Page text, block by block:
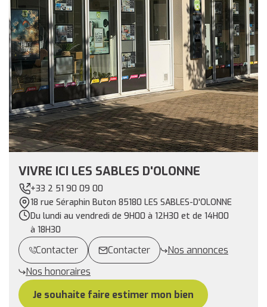
VIVRE ICI LES SABLES D'OLONNE
+33 2 51 90 09 00
18 rue Séraphin Buton 85180 LES SABLES-D'OLONNE
Du lundi au vendredi de 9H00 à 12H30 et de 14H00
à 18H30
Contacter Contacter
Nos annonces
Nos honoraires
Je souhaite faire estimer mon bien